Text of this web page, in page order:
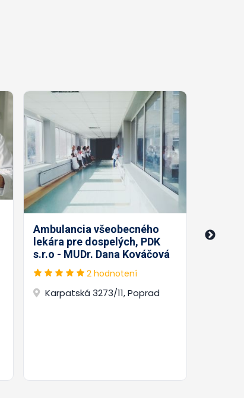
Ambulancia všeobecného
lekára pre dospelých, PDK
s.r.o - MUDr. Dana Kováčová
2 hodnotení
Karpatská 3273/11, Poprad
lekára
Mária